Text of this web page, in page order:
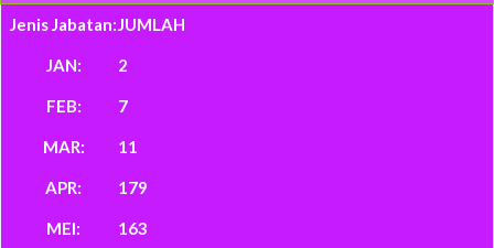
JUMLAH
2
7
11
179
163